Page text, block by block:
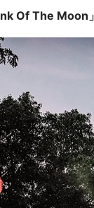
Of The Moon」